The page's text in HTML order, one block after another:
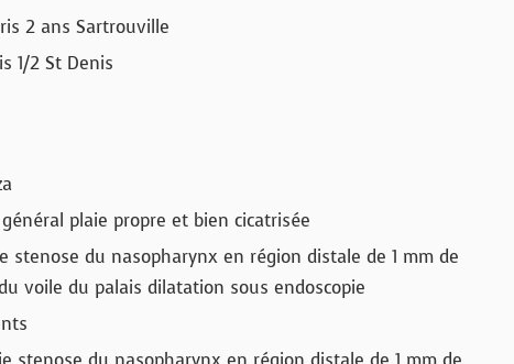
2 ans Sartrouville
1/2 St Denis
général plaie propre et bien cicatrisée
stenose du nasopharynx en région distale de 1 mm de
voile du palais dilatation sous endoscopie